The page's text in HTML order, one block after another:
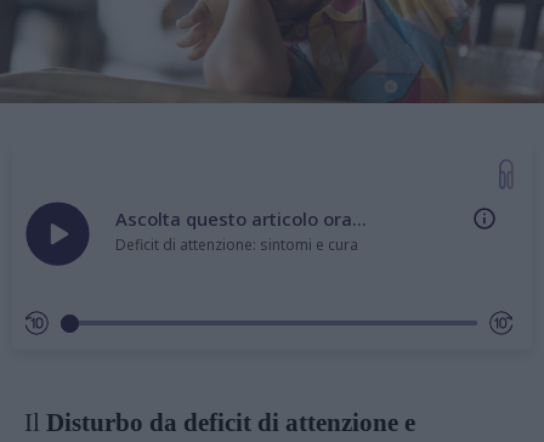
Ascolta questo articolo ora...
Deficit di attenzione: sintomi e cura
Il Disturbo da deficit di attenzione e